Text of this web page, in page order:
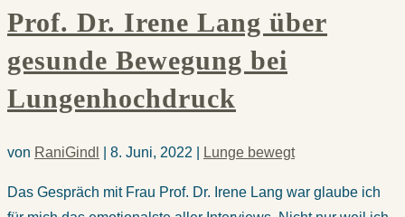
Prof. Dr. Irene Lang über
gesunde Bewegung bei
Lungenhochdruck
von RaniGindl 8. Juni, 2022 Lunge bewegt
Das Gespräch mit Frau Prof. Dr. Irene Lang war glaube ich